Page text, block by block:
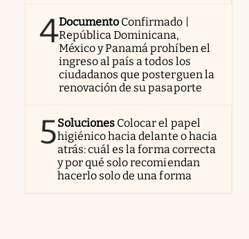
4Documento Confirmado |
República Dominicana,
México y Panamá prohíben el
ingreso al país a todos los
ciudadanos que posterguen la
renovación de su pasaporte
5Soluciones Colocar el papel
higiénico hacia delante o hacia
atrás: cuál es la forma correcta
y por qué solo recomiendan
hacerlo solo de una forma